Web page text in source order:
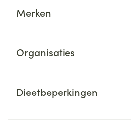
Merken
Organisaties
Dieetbeperkingen